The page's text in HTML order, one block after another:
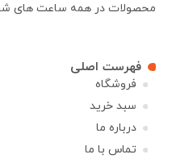
محصولات در همه ساعت های
فهرست اصلی
فروشگاه
سبد خرید
درباره ما
تماس با ما